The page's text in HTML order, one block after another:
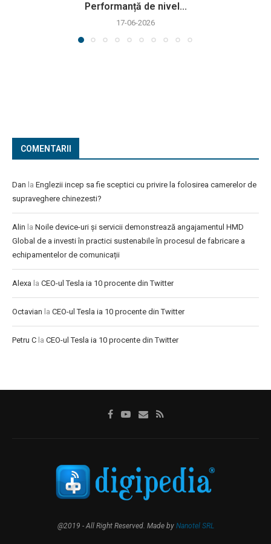
Performanță de nivel...
17-06-2026
COMENTARII
Dan la Englezii incep sa fie sceptici cu privire la folosirea camerelor de
supraveghere chinezesti?
Alin la Noile device-uri și servicii demonstrează angajamentul HMD
Global de a investi în practici sustenabile în procesul de fabricare a
echipamentelor de comunicații
Alexa la CEO-ul Tesla ia 10 procente din Twitter
Octavian la CEO-ul Tesla ia 10 procente din Twitter
Petru C la CEO-ul Tesla ia 10 procente din Twitter
@2019 - All Right Reserved. Made by Nanotel SRL